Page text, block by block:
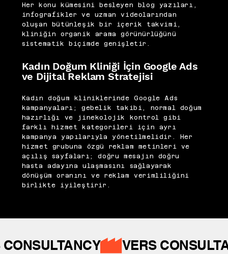
Her konu kümesini besleyen blog yazıları,
infografikler ve uzman videolarından
oluşan bütünleşik bir içerik takvimi,
kliniğin organik arama görünürlüğünü
sistematik biçimde genişletir.
Kadın Doğum Kliniği İçin Google Ads
ve Dijital Reklam Stratejisi
Kadın doğum kliniklerinde Google Ads
kampanyaları; gebelik takibi, normal doğum
hazırlığı ve jinekolojik kontrol gibi
farklı hizmet kategorileri için ayrı
kampanya yapılarıyla yönetilmelidir. Her
hizmet grubuna özgü reklam metinleri ve
açılış sayfaları; doğru mesajın doğru
hasta adayına ulaşmasını sağlayarak
dönüşüm oranını ve reklam verimliliğini
birlikte iyileştirir.
CONSULTANCY